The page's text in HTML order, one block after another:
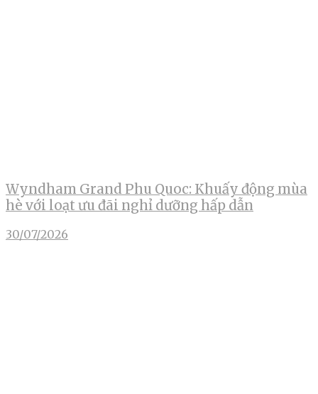
Wyndham Grand Phu Quoc: Khuấy động mùa
hè với loạt ưu đãi nghỉ dưỡng hấp dẫn
30/07/2026